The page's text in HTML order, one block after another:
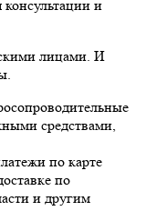
и
лицами. И
средствами,
по карте
по
и другим